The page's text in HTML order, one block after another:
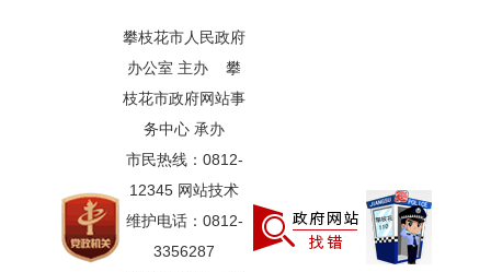
攀枝花市人民政府
办公室 主办 攀
枝花市政府网站事
务中心 承办
市民热线：0812-
12345 网站技术
维护电话：0812-
3356287